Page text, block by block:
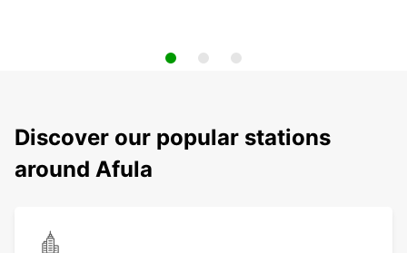
Discover our popular stations
around Afula